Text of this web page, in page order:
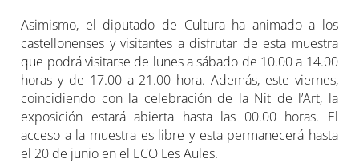
Asimismo, el diputado de Cultura ha animado a los
castellonenses y visitantes a disfrutar de esta muestra
que podrá visitarse de lunes a sábado de 10.00 a 14.00
horas y de 17.00 a 21.00 hora. Además, este viernes,
coincidiendo con la celebración de la Nit de l’Art, la
exposición estará abierta hasta las 00.00 horas. El
acceso a la muestra es libre y esta permanecerá hasta
el 20 de junio en el ECO Les Aules.